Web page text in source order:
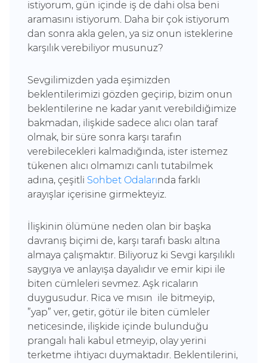
istiyorum, gün içinde iş de dahi olsa beni
aramasını istiyorum. Daha bir çok istiyorum
dan sonra akla gelen, ya siz onun isteklerine
karşılık verebiliyor musunuz?
Sevgilimizden yada eşimizden
beklentilerimizi gözden geçirip, bizim onun
beklentilerine ne kadar yanıt verebildiğimize
bakmadan, ilişkide sadece alıcı olan taraf
olmak, bir süre sonra karşı tarafın
verebilecekleri kalmadığında, ister istemez
tükenen alıcı olmamızı canlı tutabilmek
adına, çeşitli Sohbet Odalarında farklı
arayışlar içerisine girmekteyiz.
İlişkinin ölümüne neden olan bir başka
davranış biçimi de, karşı tarafı baskı altına
almaya çalışmaktır. Biliyoruz ki Sevgi karşılıklı
saygıya ve anlayışa dayalıdır ve emir kipi ile
biten cümleleri sevmez. Aşk ricaların
duygusudur. Rica ve mısın ile bitmeyip,
”yap” ver, getir, götür ile biten cümleler
neticesinde, ilişkide içinde bulunduğu
prangalı hali kabul etmeyip, olay yerini
terketme ihtiyacı duymaktadır. Beklentilerini,